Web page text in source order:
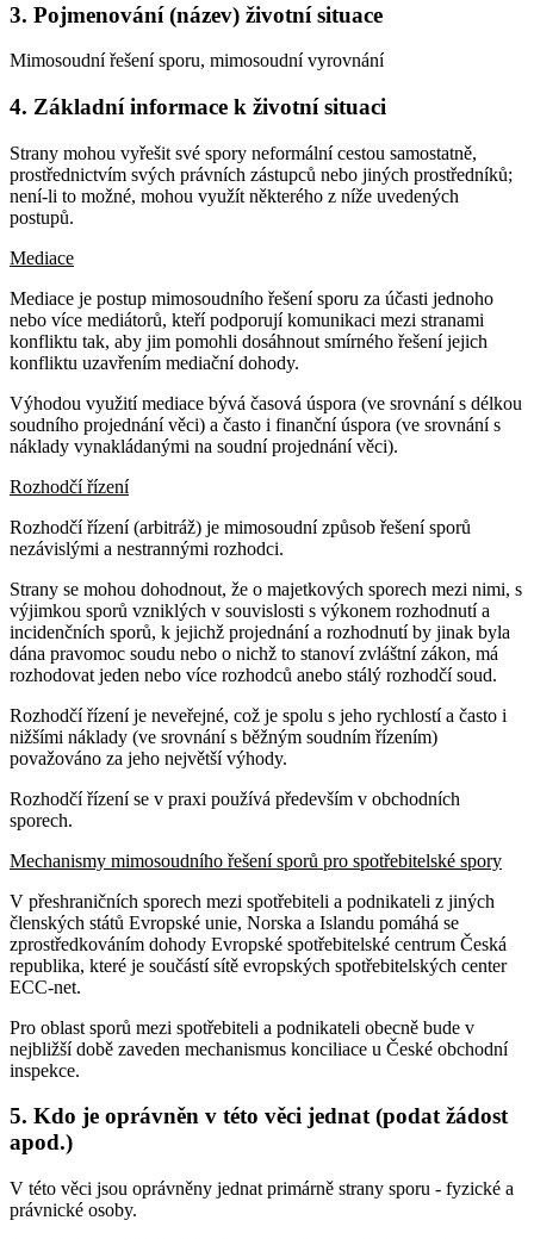
3. Pojmenování (název) životní situace
Mimosoudní řešení sporu, mimosoudní vyrovnání
4. Základní informace k životní situaci
Strany mohou vyřešit své spory neformální cestou samostatně,
prostřednictvím svých právních zástupců nebo jiných prostředníků;
není-li to možné, mohou využít některého z níže uvedených
postupů.
Mediace
Mediace je postup mimosoudního řešení sporu za účasti jednoho
nebo více mediátorů, kteří podporují komunikaci mezi stranami
konfliktu tak, aby jim pomohli dosáhnout smírného řešení jejich
konfliktu uzavřením mediační dohody.
Výhodou využití mediace bývá časová úspora (ve srovnání s délkou
soudního projednání věci) a často i finanční úspora (ve srovnání s
náklady vynakládanými na soudní projednání věci).
Rozhodčí řízení
Rozhodčí řízení (arbitráž) je mimosoudní způsob řešení sporů
nezávislými a nestrannými rozhodci.
Strany se mohou dohodnout, že o majetkových sporech mezi nimi, s
výjimkou sporů vzniklých v souvislosti s výkonem rozhodnutí a
incidenčních sporů, k jejichž projednání a rozhodnutí by jinak byla
dána pravomoc soudu nebo o nichž to stanoví zvláštní zákon, má
rozhodovat jeden nebo více rozhodců anebo stálý rozhodčí soud.
Rozhodčí řízení je neveřejné, což je spolu s jeho rychlostí a často i
nižšími náklady (ve srovnání s běžným soudním řízením)
považováno za jeho největší výhody.
Rozhodčí řízení se v praxi používá především v obchodních
sporech.
Mechanismy mimosoudního řešení sporů pro spotřebitelské spory
V přeshraničních sporech mezi spotřebiteli a podnikateli z jiných
členských států Evropské unie, Norska a Islandu pomáhá se
zprostředkováním dohody Evropské spotřebitelské centrum Česká
republika, které je součástí sítě evropských spotřebitelských center
ECC-net.
Pro oblast sporů mezi spotřebiteli a podnikateli obecně bude v
nejbližší době zaveden mechanismus konciliace u České obchodní
inspekce.
5. Kdo je oprávněn v této věci jednat (podat žádost
apod.)
V této věci jsou oprávněny jednat primárně strany sporu - fyzické a
právnické osoby.